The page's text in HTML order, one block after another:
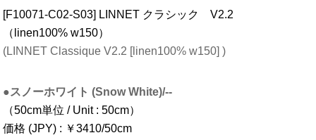
[F10071-C02-S03] LINNET クラシック V2.2
（linen100% w150）
(LINNET Classique V2.2 [linen100% w150] )
●スノーホワイト (Snow White)/--
（50cm単位 / Unit : 50cm）
価格 (JPY) : ￥3410/50cm